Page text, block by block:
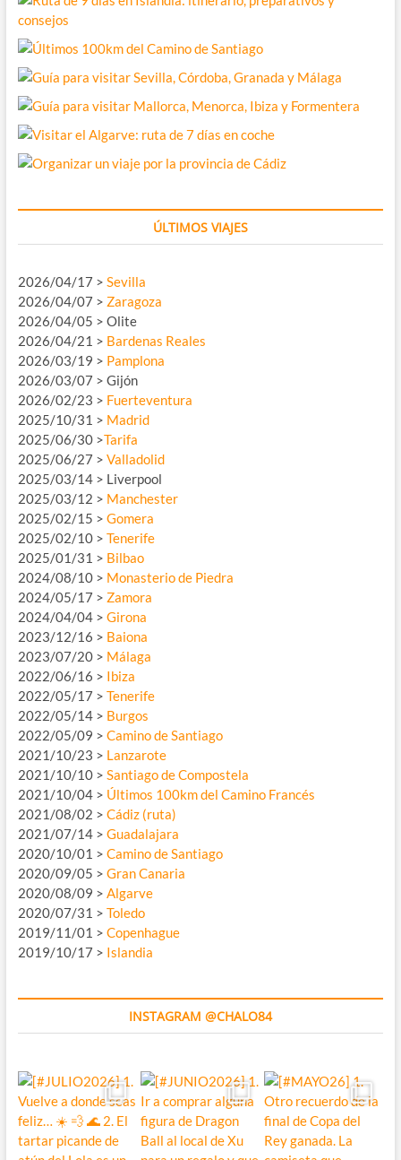
ÚLTIMOS VIAJES
2026/04/17 > Sevilla
2026/04/07 > Zaragoza
2026/04/05 > Olite
2026/04/21 > Bardenas Reales
2026/03/19 > Pamplona
2026/03/07 > Gijón
2026/02/23 > Fuerteventura
2025/10/31 > Madrid
2025/06/30 >Tarifa
2025/06/27 > Valladolid
2025/03/14 > Liverpool
2025/03/12 > Manchester
2025/02/15 > Gomera
2025/02/10 > Tenerife
2025/01/31 > Bilbao
2024/08/10 > Monasterio de Piedra
2024/05/17 > Zamora
2024/04/04 > Girona
2023/12/16 > Baiona
2023/07/20 > Málaga
2022/06/16 > Ibiza
2022/05/17 > Tenerife
2022/05/14 > Burgos
2022/05/09 > Camino de Santiago
2021/10/23 > Lanzarote
2021/10/10 > Santiago de Compostela
2021/10/04 > Últimos 100km del Camino Francés
2021/08/02 > Cádiz (ruta)
2021/07/14 > Guadalajara
2020/10/01 > Camino de Santiago
2020/09/05 > Gran Canaria
2020/08/09 > Algarve
2020/07/31 > Toledo
2019/11/01 > Copenhague
2019/10/17 > Islandia
INSTAGRAM @CHALO84